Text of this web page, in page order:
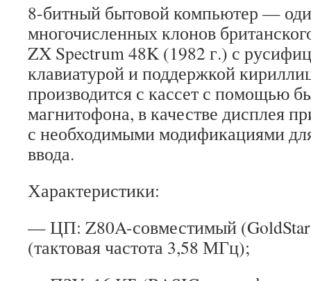
8-битный бытовой компьютер —
многочисленных клонов
ZX Spectrum 48K (1982 г.) с
клавиатурой и поддержкой
производится с кассет с помощью
магнитофона, в качестве дисплея
с необходимыми модификациями
ввода.
Характеристики:
— ЦП: Z80A-совместимый
(тактовая частота 3,58 МГц);